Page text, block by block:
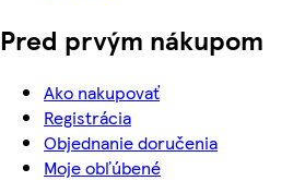
Pred prvým nákupom
Ako nakupovať
Registrácia
Objednanie doručenia
Moje obľúbené